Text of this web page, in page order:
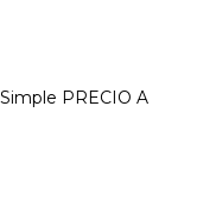
PRECIO A